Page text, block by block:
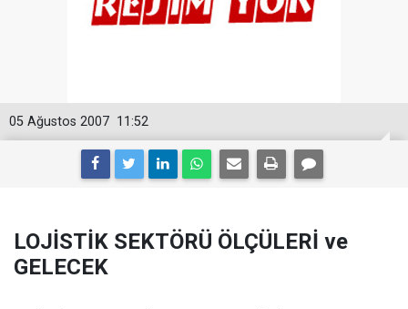
11:52
05 Ağustos 2007
LOJİSTİK SEKTÖRÜ ÖLÇÜLERİ ve
GELECEK